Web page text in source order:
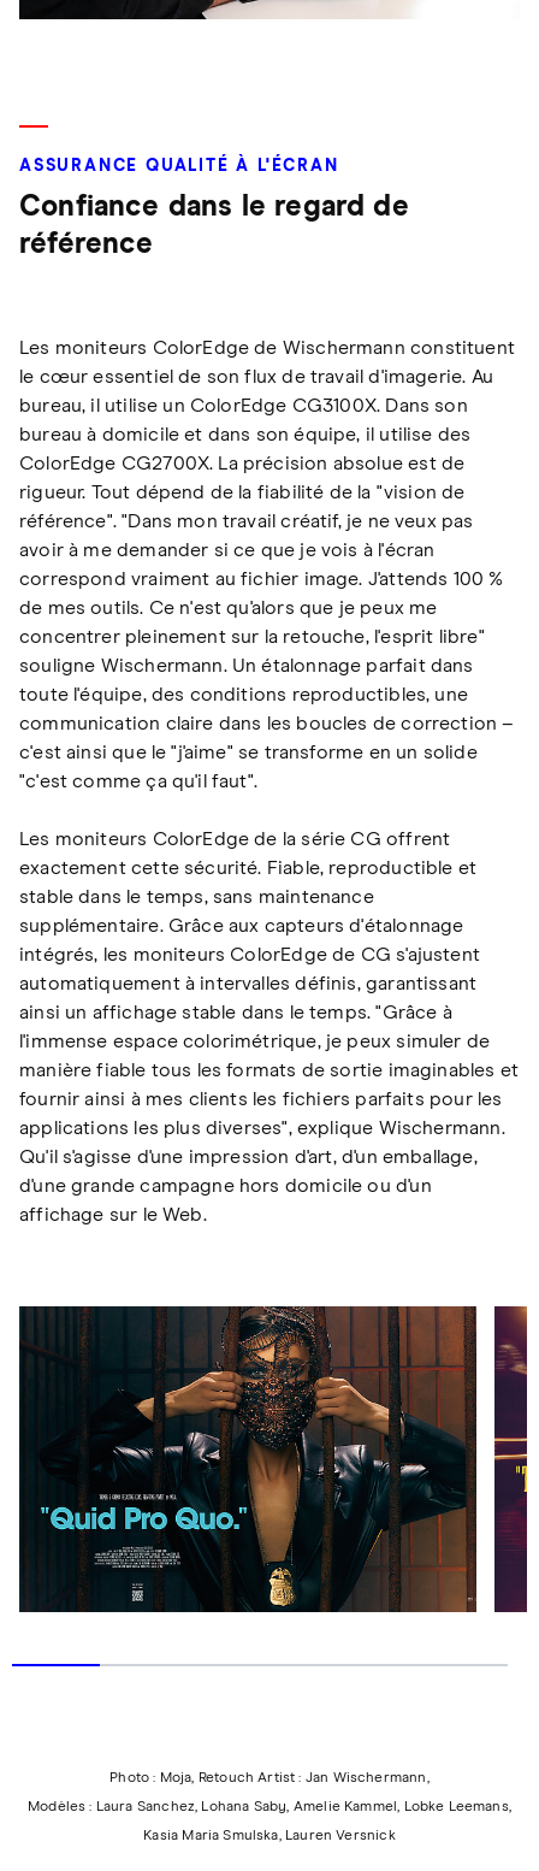
ASSURANCE QUALITÉ À L'ÉCRAN
Confiance dans le regard de
référence
Les moniteurs ColorEdge de Wischermann constituent
le cœur essentiel de son flux de travail d'imagerie. Au
bureau, il utilise un ColorEdge CG3100X. Dans son
bureau à domicile et dans son équipe, il utilise des
ColorEdge CG2700X. La précision absolue est de
rigueur. Tout dépend de la fiabilité de la "vision de
référence". "Dans mon travail créatif, je ne veux pas
avoir à me demander si ce que je vois à l'écran
correspond vraiment au fichier image. J'attends 100 %
de mes outils. Ce n'est qu'alors que je peux me
concentrer pleinement sur la retouche, l'esprit libre"
souligne Wischermann. Un étalonnage parfait dans
toute l'équipe, des conditions reproductibles, une
communication claire dans les boucles de correction –
c'est ainsi que le "j'aime" se transforme en un solide
"c'est comme ça qu'il faut".
Les moniteurs ColorEdge de la série CG offrent
exactement cette sécurité. Fiable, reproductible et
stable dans le temps, sans maintenance
supplémentaire. Grâce aux capteurs d'étalonnage
intégrés, les moniteurs ColorEdge de CG s'ajustent
automatiquement à intervalles définis, garantissant
ainsi un affichage stable dans le temps. "Grâce à
l'immense espace colorimétrique, je peux simuler de
manière fiable tous les formats de sortie imaginables et
fournir ainsi à mes clients les fichiers parfaits pour les
applications les plus diverses", explique Wischermann.
Qu'il s'agisse d'une impression d'art, d'un emballage,
d'une grande campagne hors domicile ou d'un
affichage sur le Web.
Photo : Moja, Retouch Artist : Jan Wischermann,
Modèles : Laura Sanchez, Lohana Saby, Amelie Kammel, Lobke Leemans,
Kasia Maria Smulska, Lauren Versnick